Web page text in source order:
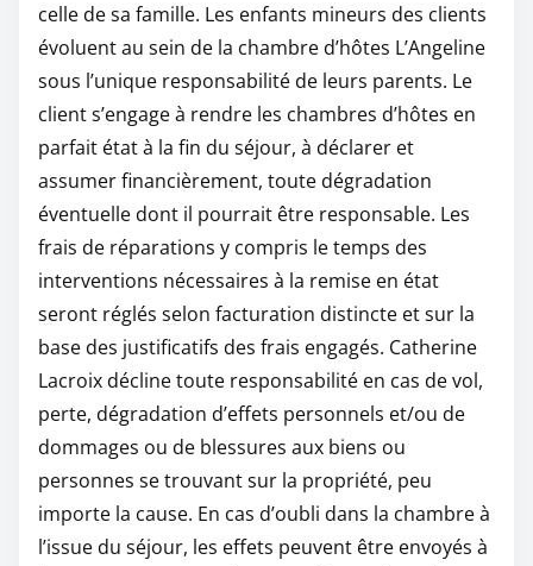
celle de sa famille. Les enfants mineurs des clients
évoluent au sein de la chambre d’hôtes L’Angeline
sous l’unique responsabilité de leurs parents. Le
client s’engage à rendre les chambres d’hôtes en
parfait état à la fin du séjour, à déclarer et
assumer financièrement, toute dégradation
éventuelle dont il pourrait être responsable. Les
frais de réparations y compris le temps des
interventions nécessaires à la remise en état
seront réglés selon facturation distincte et sur la
base des justificatifs des frais engagés. Catherine
Lacroix décline toute responsabilité en cas de vol,
perte, dégradation d’effets personnels et/ou de
dommages ou de blessures aux biens ou
personnes se trouvant sur la propriété, peu
importe la cause. En cas d’oubli dans la chambre à
l’issue du séjour, les effets peuvent être envoyés à